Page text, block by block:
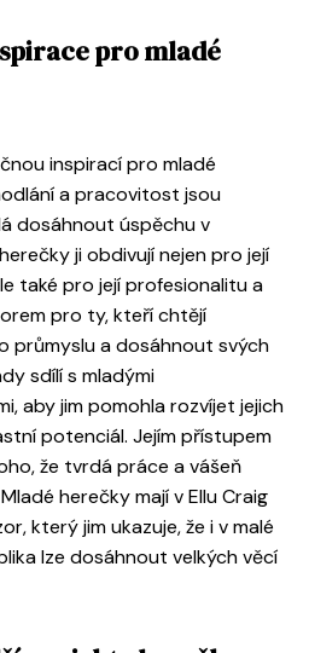
pro mladé
inspirací pro mladé
a pracovitost jsou
dosáhnout úspěchu v
ji obdivují nejen pro její
také pro její profesionalitu a
pro ty, kteří chtějí
průmyslu a dosáhnout svých
sdílí s mladými
aby jim pomohla rozvíjet jejich
potenciál. Jejím přístupem
že tvrdá práce a vášeň
herečky mají v Ellu Craig
který jim ukazuje, že i v malé
lze dosáhnout velkých věcí